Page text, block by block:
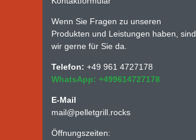
Wenn Sie Fragen zu unseren
Produkten und Leistungen haben, sind
wir gerne für Sie da.
Telefon: +49 961 4727178
WhatsApp: +499614727178
E-Mail
mail@pelletgrill.rocks
Öffnungszeiten: